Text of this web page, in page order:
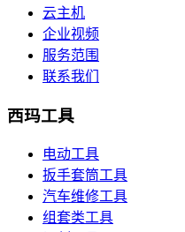
云主机
企业视频
服务范围
联系我们
西玛工具
电动工具
扳手套筒工具
汽车维修工具
组套类工具